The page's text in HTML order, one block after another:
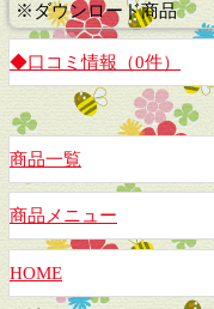
※ダウンロード商品
◆口コミ情報（0件）
商品一覧
商品メニュー
HOME